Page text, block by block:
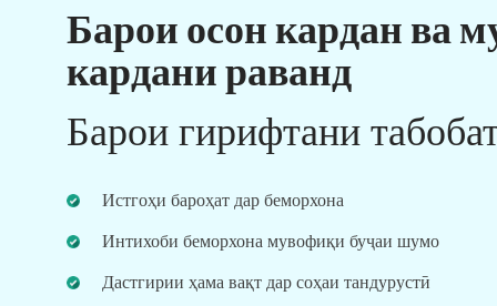
Барои осон кардан ва
кардани раванд
Барои гирифтани
Истгоҳи бароҳат дар беморхона
Интихоби беморхона мувофиқи буҷаи шумо
Дастгирии ҳама вақт дар соҳаи тандурустӣ
Манфиатҳои мо
Барномаи
бисёрзабонаДастгирӣ
Замимаи бисёрзабонии GoMedii-и моро
кӯмак мекунад.